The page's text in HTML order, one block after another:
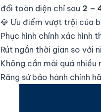
đổi toàn diện chỉ sau 2 –
💎 Ưu điểm vượt trội của
Phục hình chính xác hình
Rút ngắn thời gian so với
Không cần mài quá
Răng sứ bảo hành chính